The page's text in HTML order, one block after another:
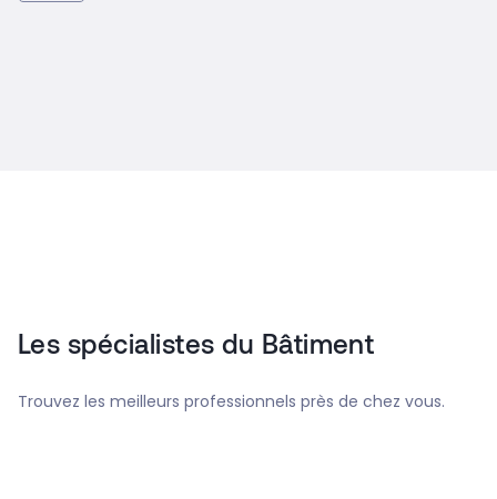
Les spécialistes du Bâtiment
Trouvez les meilleurs professionnels près de chez vous.